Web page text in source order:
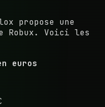
propose une
Robux. Voici les
euros